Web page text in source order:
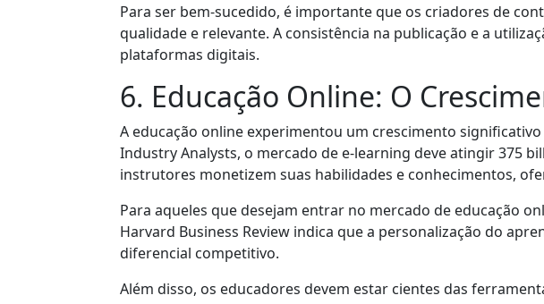
Para ser bem-sucedido, é importante que os criadores de
qualidade e relevante. A consistência na publicação e a
plataformas digitais.
6. Educação Online: O
A educação online experimentou um crescimento
Industry Analysts, o mercado de e-learning deve atingir 375
instrutores monetizem suas habilidades e conhecimentos,
Para aqueles que desejam entrar no mercado de educação
Harvard Business Review indica que a personalização do
diferencial competitivo.
Além disso, os educadores devem estar cientes das